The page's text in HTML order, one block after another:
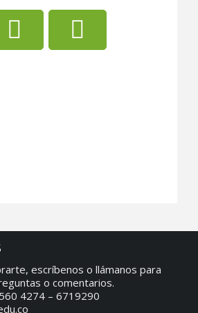
escríbenos o llámanos para
o comentarios.
4274 – 6719290